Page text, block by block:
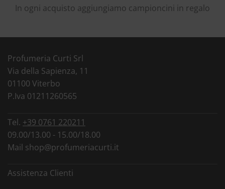
In ogni acquisto aggiungiamo campioncini in regalo
Profumeria Curti Srl
Via della Sapienza, 11
01100 Viterbo
P.Iva 01211260565
Tel. +39 0761 220211
09.00/13.00 - 15.00/18.00
Mail shop@profumeriacurti.it
Assistenza Clienti